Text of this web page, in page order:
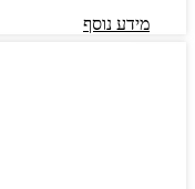
מידע נוסף